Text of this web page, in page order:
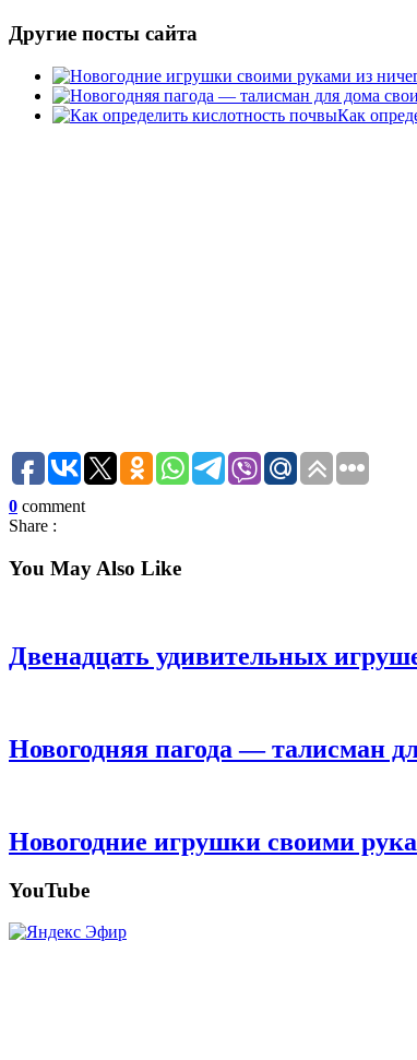
Другие посты сайта
Как
0 comment
Share :
You May Also Like
Двенадцать удивительных
Новогодняя пагода — талисман
Новогодние игрушки своими
YouTube